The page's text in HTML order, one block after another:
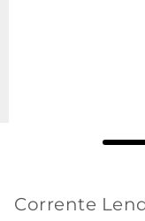
Corrente